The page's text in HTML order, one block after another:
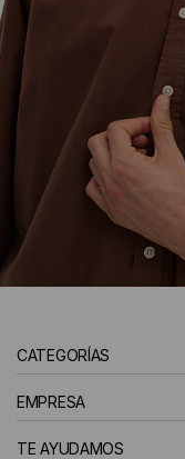
HOMBRE
CATEGORÍAS
EMPRESA
TE AYUDAMOS